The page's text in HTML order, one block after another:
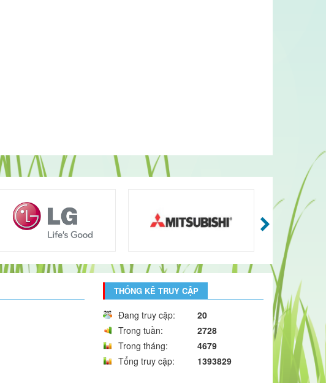
THỐNG KÊ TRUY CẬP
Đang truy cập:
20
Trong tuần:
2728
Trong tháng:
4679
Tổng truy cập:
1393829